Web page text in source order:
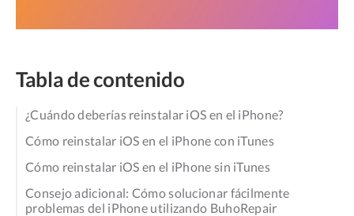
Tabla de contenido
¿Cuándo deberías reinstalar iOS en el iPhone?
Cómo reinstalar iOS en el iPhone con iTunes
Cómo reinstalar iOS en el iPhone sin iTunes
Consejo adicional: Cómo solucionar fácilmente
problemas del iPhone utilizando BuhoRepair